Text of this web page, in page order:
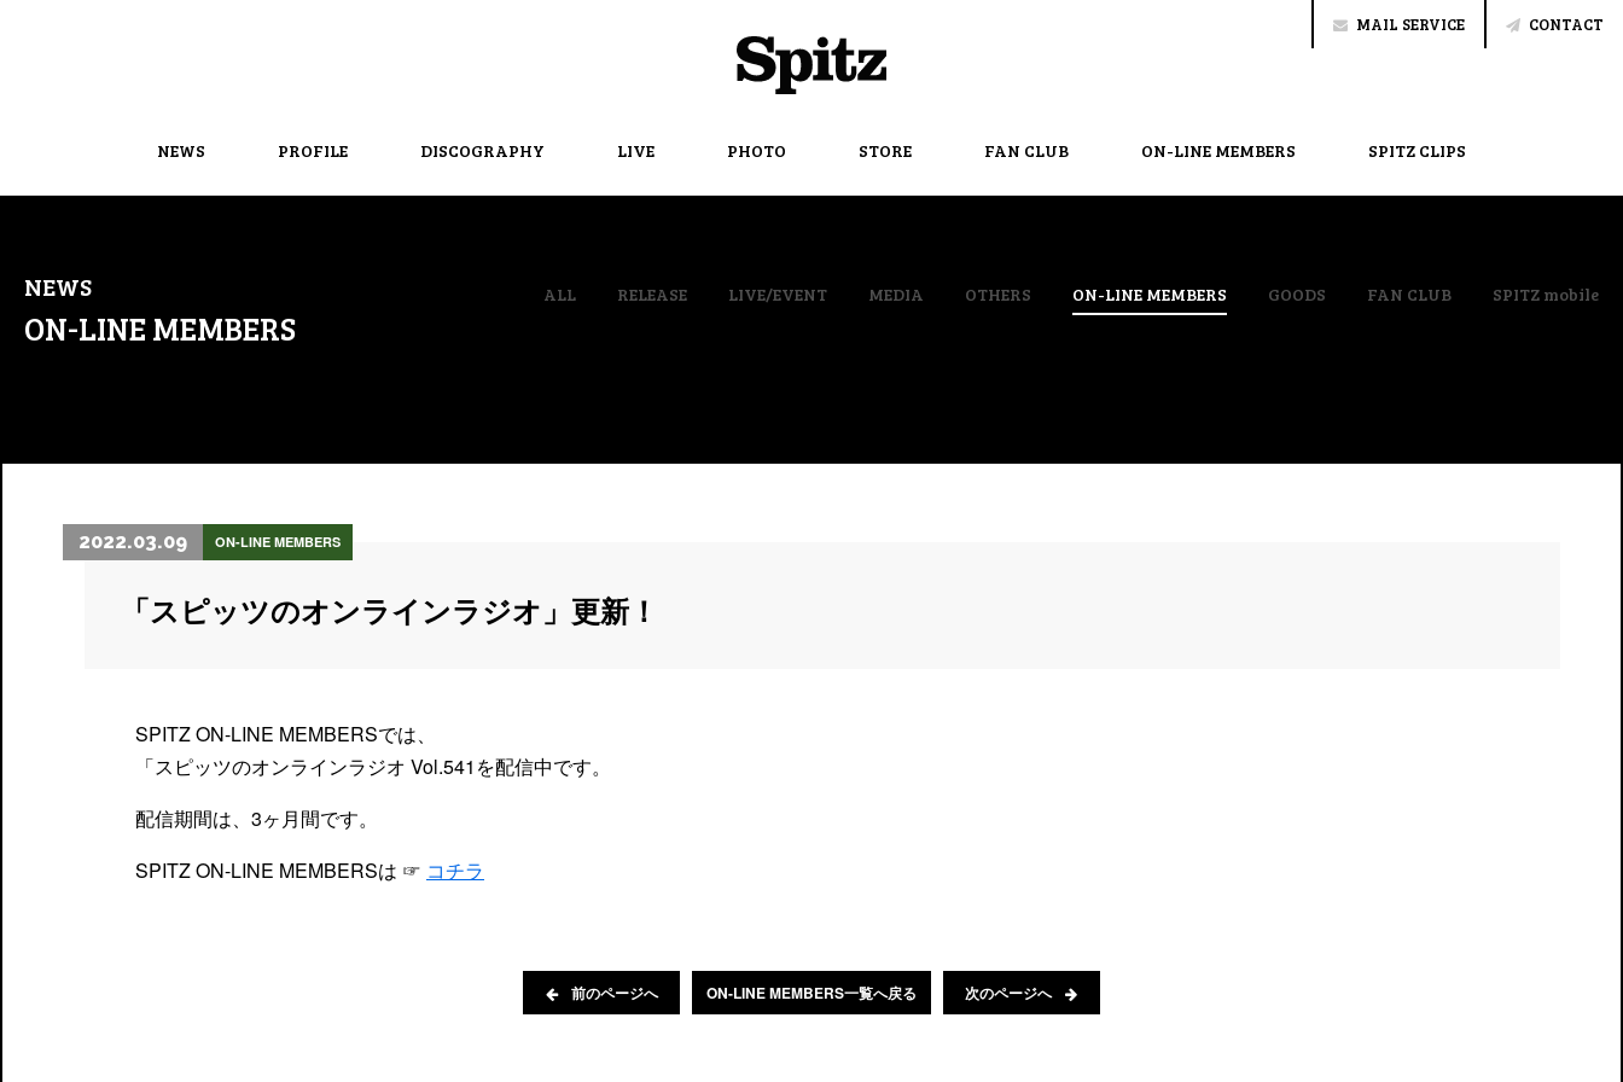
NEWS PROFILE DISCOGRAPHY LIVE PHOTO STORE FAN CLUB ON-LINE MEMBERS SPITZ CLIPS
MAIL SERVICE CONTACT
NEWS
ON-LINE MEMBERS
ALL RELEASE LIVE/EVENT MEDIA OTHERS ON-LINE MEMBERS GOODS FAN CLUB SPITZ mobile
2022.03.09 ON-LINE MEMBERS
「スピッツのオンラインラジオ」更新！
SPITZ ON-LINE MEMBERSでは、
「スピッツのオンラインラジオ Vol.541を配信中です。
配信期間は、3ヶ月間です。
SPITZ ON-LINE MEMBERSは ☞ コチラ
前のページへ ON-LINE MEMBERS一覧へ戻る 次のページへ